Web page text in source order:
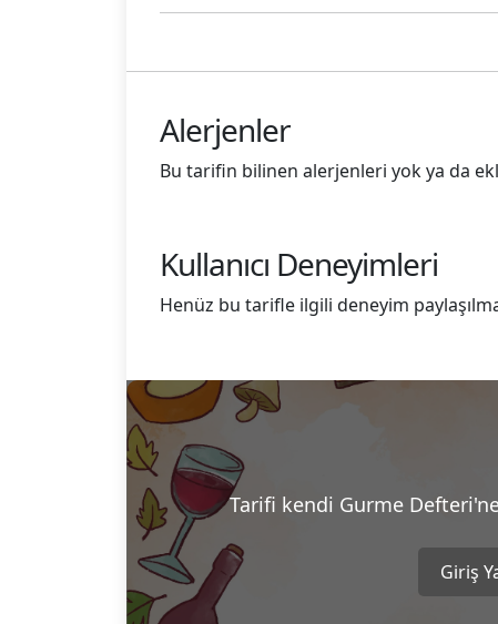
Alerjenler
Bu tarifin bilinen alerjenleri yok ya da
Kullanıcı Deneyimleri
Henüz bu tarifle ilgili deneyim
Tarifi kendi Gurme
Giriş